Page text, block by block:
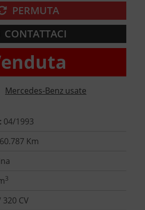
PERMUTA
CONTATTACI
Mercedes-Benz usate
04/1993
Km
3
CV